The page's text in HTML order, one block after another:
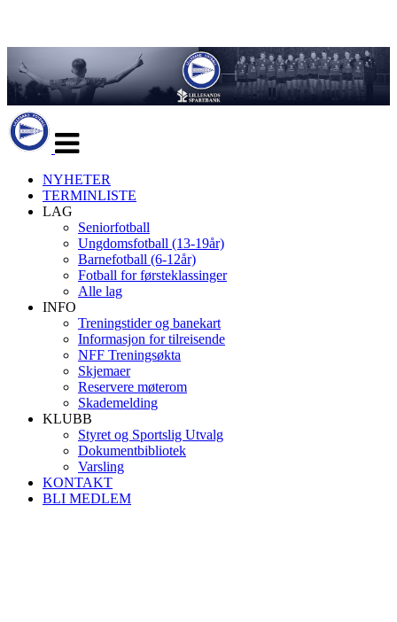
navigasjon
NYHETER
TERMINLISTE
LAG
Seniorfotball
Ungdomsfotball (13-19år)
Barnefotball (6-12år)
Fotball for førsteklassinger
Alle lag
INFO
Treningstider og banekart
Informasjon for tilreisende
NFF Treningsøkta
Skjemaer
Reservere møterom
Skademelding
KLUBB
Styret og Sportslig Utvalg
Dokumentbibliotek
Varsling
KONTAKT
BLI MEDLEM